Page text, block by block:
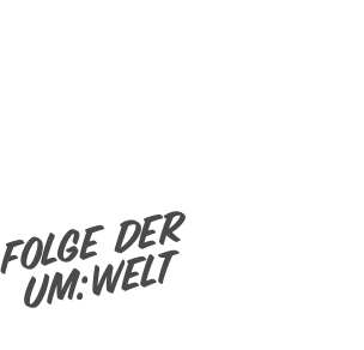
Folge der
um:welt